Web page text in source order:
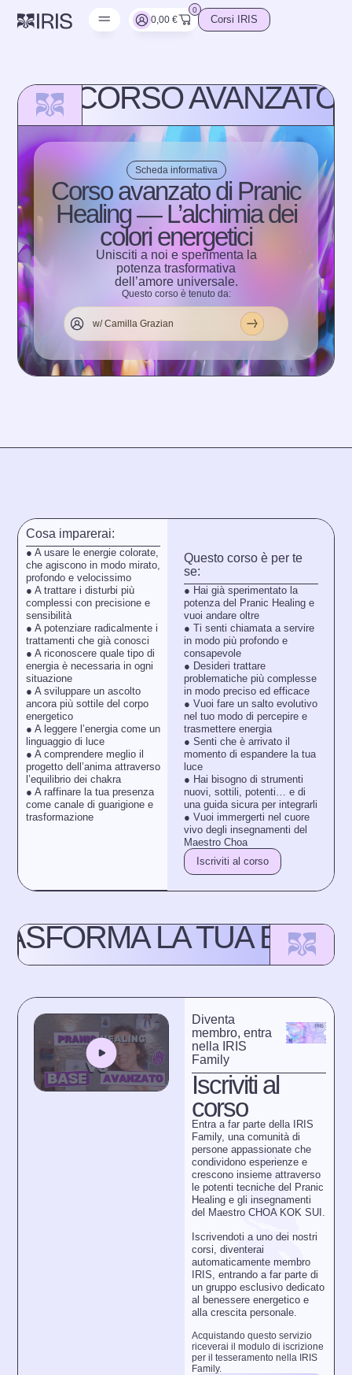
0,00 €
0
Corsi IRIS
CORSO
Scheda informativa
Corso avanzato di Pranic
Healing — L’alchimia dei
colori energetici
Unisciti a noi e sperimenta la
potenza trasformativa
dell’amore universale.
Questo corso è tenuto da:
w/ Camilla Grazian
Cosa imparerai:
●︎︎ A usare le energie colorate,
che agiscono in modo mirato,
profondo e velocissimo
●︎︎ A trattare i disturbi più
complessi con precisione e
sensibilità
●︎︎ A potenziare radicalmente i
trattamenti che già conosci
●︎︎ A riconoscere quale tipo di
energia è necessaria in ogni
situazione
●︎︎ A sviluppare un ascolto
ancora più sottile del corpo
energetico
●︎︎ A leggere l’energia come un
linguaggio di luce
●︎︎ A comprendere meglio il
progetto dell’anima attraverso
l’equilibrio dei chakra
●︎︎ A raffinare la tua presenza
come canale di guarigione e
trasformazione
Questo corso è per te
se:
●︎︎ Hai già sperimentato la
potenza del Pranic Healing e
vuoi andare oltre
●︎︎ Ti senti chiamata a servire
in modo più profondo e
consapevole
●︎︎ Desideri trattare
problematiche più complesse
in modo preciso ed efficace
●︎︎ Vuoi fare un salto evolutivo
nel tuo modo di percepire e
trasmettere energia
●︎︎ Senti che è arrivato il
momento di espandere la tua
luce
●︎︎ Hai bisogno di strumenti
nuovi, sottili, potenti… e di
una guida sicura per integrarli
●︎︎ Vuoi immergerti nel cuore
vivo degli insegnamenti del
Maestro Choa
Iscriviti al corso
LA TUA
Diventa
membro, entra
nella IRIS
Family
Iscriviti al
corso
Entra a far parte della IRIS
Family, una comunità di
persone appassionate che
condividono esperienze e
crescono insieme attraverso
le potenti tecniche del Pranic
Healing e gli insegnamenti
del Maestro CHOA KOK SUI.
Iscrivendoti a uno dei nostri
corsi, diventerai
automaticamente membro
IRIS, entrando a far parte di
un gruppo esclusivo dedicato
al benessere energetico e
alla crescita personale.
Acquistando questo servizio
riceverai il modulo di iscrizione
per il tesseramento nella IRIS
Family.